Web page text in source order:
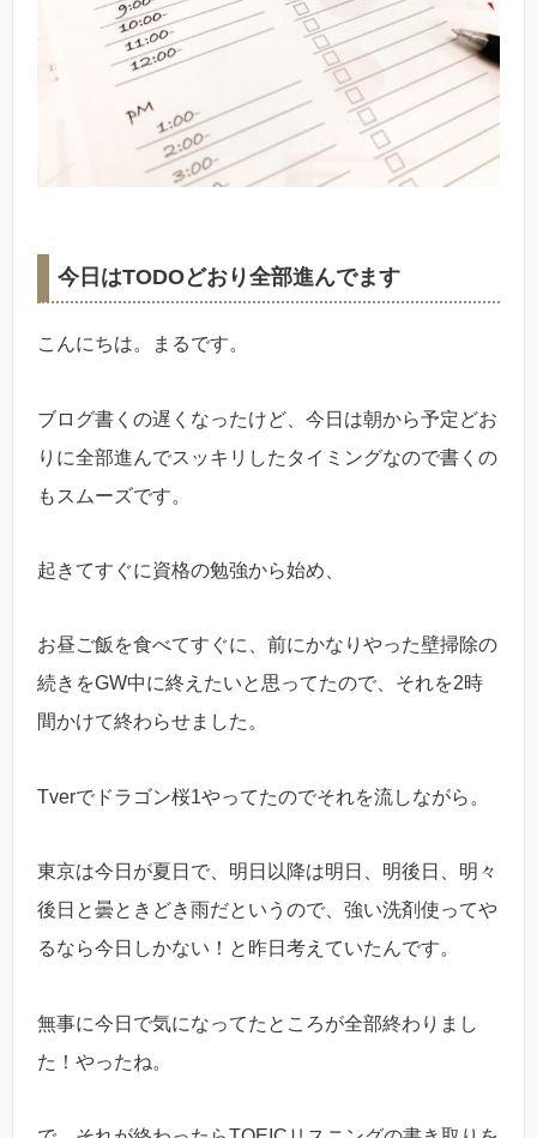
今日はTODOどおり全部進んでます
こんにちは。まるです。
ブログ書くの遅くなったけど、今日は朝から予定どお
りに全部進んでスッキリしたタイミングなので書くの
もスムーズです。
起きてすぐに資格の勉強から始め、
お昼ご飯を食べてすぐに、前にかなりやった壁掃除の
続きをGW中に終えたいと思ってたので、それを2時
間かけて終わらせました。
Tverでドラゴン桜1やってたのでそれを流しながら。
東京は今日が夏日で、明日以降は明日、明後日、明々
後日と曇ときどき雨だというので、強い洗剤使ってや
るなら今日しかない！と昨日考えていたんです。
無事に今日で気になってたところが全部終わりまし
た！やったね。